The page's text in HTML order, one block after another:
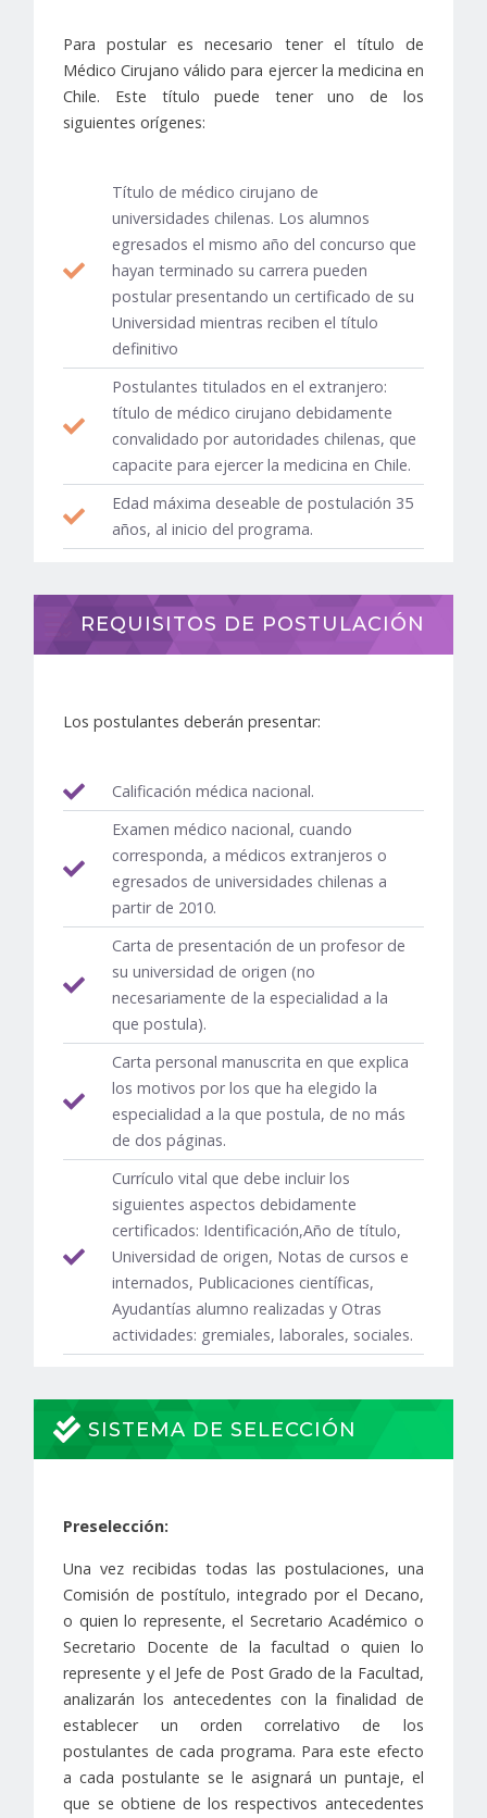
Para postular es necesario tener el título de
Médico Cirujano válido para ejercer la medicina en
Chile. Este título puede tener uno de los
siguientes orígenes:
Título de médico cirujano de
universidades chilenas. Los alumnos
egresados el mismo año del concurso que
hayan terminado su carrera pueden
postular presentando un certificado de su
Universidad mientras reciben el título
definitivo
Postulantes titulados en el extranjero:
título de médico cirujano debidamente
convalidado por autoridades chilenas, que
capacite para ejercer la medicina en Chile.
Edad máxima deseable de postulación 35
años, al inicio del programa.
REQUISITOS DE POSTULACIÓN
Los postulantes deberán presentar:
Calificación médica nacional.
Examen médico nacional, cuando
corresponda, a médicos extranjeros o
egresados de universidades chilenas a
partir de 2010.
Carta de presentación de un profesor de
su universidad de origen (no
necesariamente de la especialidad a la
que postula).
Carta personal manuscrita en que explica
los motivos por los que ha elegido la
especialidad a la que postula, de no más
de dos páginas.
Currículo vital que debe incluir los
siguientes aspectos debidamente
certificados: Identificación,Año de título,
Universidad de origen, Notas de cursos e
internados, Publicaciones científicas,
Ayudantías alumno realizadas y Otras
actividades: gremiales, laborales, sociales.
SISTEMA DE SELECCIÓN
Preselección:
Una vez recibidas todas las postulaciones, una
Comisión de postítulo, integrado por el Decano,
o quien lo represente, el Secretario Académico o
Secretario Docente de la facultad o quien lo
represente y el Jefe de Post Grado de la Facultad,
analizarán los antecedentes con la finalidad de
establecer un orden correlativo de los
postulantes de cada programa. Para este efecto
a cada postulante se le asignará un puntaje, el
que se obtiene de los respectivos antecedentes